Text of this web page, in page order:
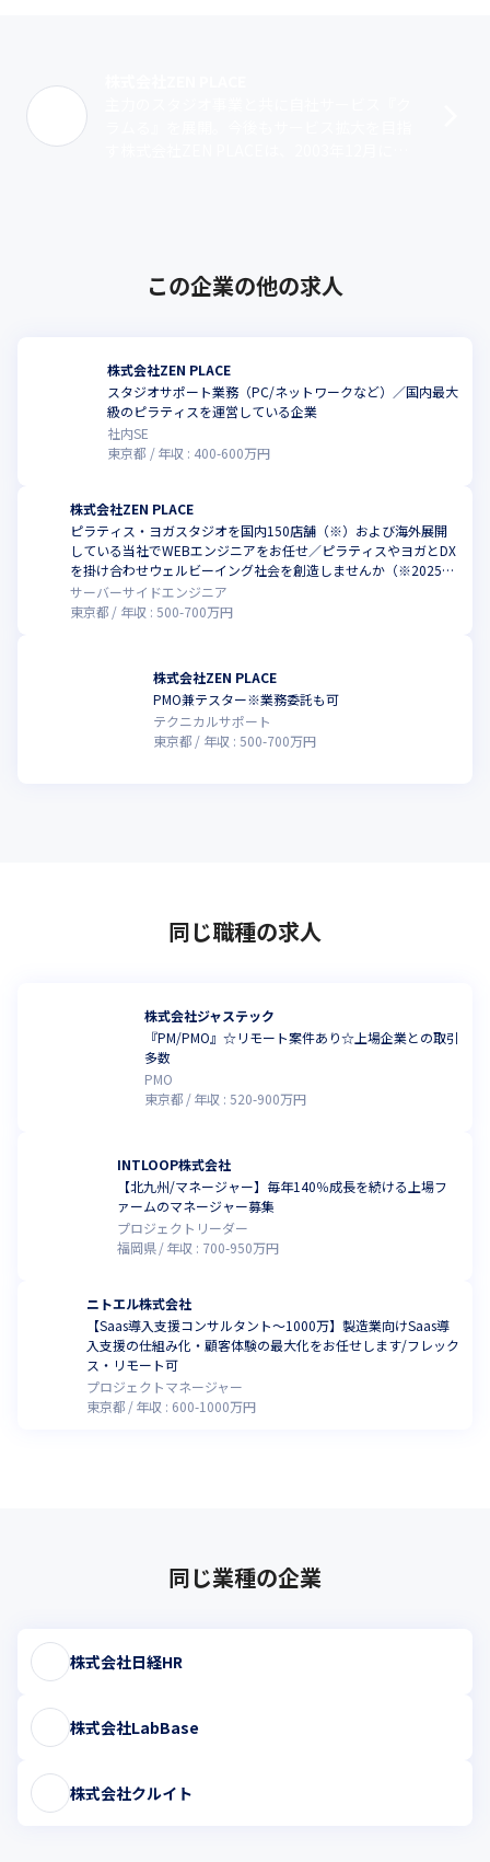
この企業の他の求人
株式会社ZEN PLACE
スタジオサポート業務（PC/ネットワークなど）／国内最大
級のピラティスを運営している企業
社内SE
東京都
年収 : 400-600万円
株式会社ZEN PLACE
ピラティス・ヨガスタジオを国内150店舗（※）および海外展開
している当社でWEBエンジニアをお任せ／ピラティスやヨガとDX
を掛け合わせウェルビーイング社会を創造しませんか（※2025年
10月時点）
サーバーサイドエンジニア
東京都
年収 : 500-700万円
株式会社ZEN PLACE
PMO兼テスター※業務委託も可
テクニカルサポート
東京都
年収 : 500-700万円
同じ職種の求人
株式会社ジャステック
『PM/PMO』☆リモート案件あり☆上場企業との取引
多数
PMO
東京都
年収 :520-900万円
INTLOOP株式会社
【北九州/マネージャー】毎年140％成長を続ける上場フ
ァームのマネージャー募集
プロジェクトリーダー
福岡県
年収 : 700-950万円
ニトエル株式会社
【Saas導入支援コンサルタント〜1000万】製造業向けSaas導
入支援の仕組み化・顧客体験の最大化をお任せします/フレック
ス・リモート可
プロジェクトマネージャー
東京都
年収 : 600-1000万円
同じ業種の企業
株式会社日経HR
株式会社LabBase
株式会社クルイト